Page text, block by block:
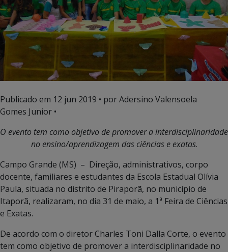
Publicado em 12 jun 2019 • por Adersino Valensoela
Gomes Junior •
O evento tem como objetivo de promover a interdisciplinaridade
no ensino/aprendizagem das ciências e exatas.
Campo Grande (MS) – Direção, administrativos, corpo
docente, familiares e estudantes da Escola Estadual Olívia
Paula, situada no distrito de Piraporã, no município de
Itaporã, realizaram, no dia 31 de maio, a 1ª Feira de Ciências
e Exatas.
De acordo com o diretor Charles Toni Dalla Corte, o evento
tem como objetivo de promover a interdisciplinaridade no